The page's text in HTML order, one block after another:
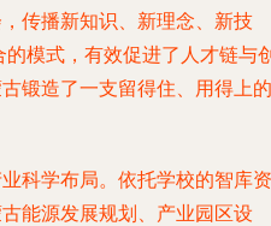
传播新知识、新理念、新技
的模式，有效促进了人才链与
锻造了一支留得住、用得上的
科学布局。依托学校的智库资
能源发展规划、产业园区设